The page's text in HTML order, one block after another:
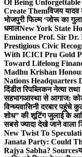
Of Being
Create Themविजय यादव
भोजपुरी फिल्म ‘जोरू का
धमालNew York State
Eminence Prof. Sir
Prestigious Civic
With ICICI Pru Gold
Toward Lifelong
Madhu Krishan
Nations Headquarters
दिंडीत रिपब्लिकन नेत्या तथा
सहभागआस्था से आगाज:
विन्ध्यवासिनी दरबार पहुंचे
शोध” की शूटिंग जुलाई के
सबसे ज्यादा देखे जाने वाला
New Twist To
Janata Party: Could
Rajya Sabha? Sources